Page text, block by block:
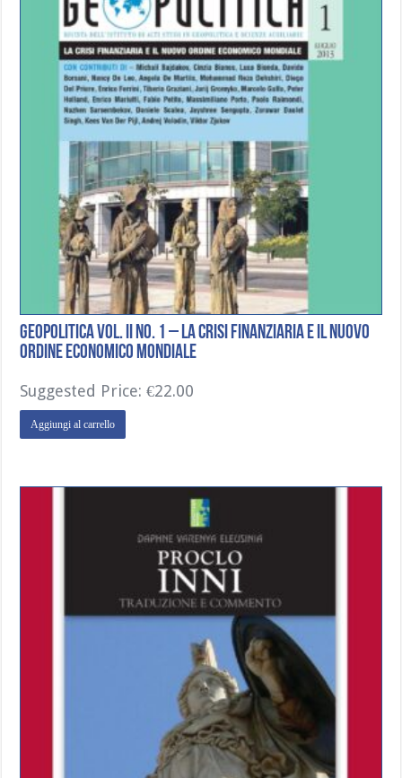
Geopolitica Vol. II No. 1 – La Crisi Finanziaria e il Nuovo
Ordine Economico Mondiale
Suggested Price:€22.00
Aggiungi al carrello